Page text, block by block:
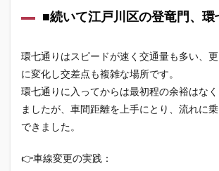
ご相
談く
い
■続いて江戸川区の登竜門、環
環七通りはスピードが速く交通量も多い、
に変化し交差点も複雑な場所です。
環七通りに入ってからは最初程の余裕はな
ましたが、車間距離を上手にとり、流れに
できました。
👉車線変更の実践：